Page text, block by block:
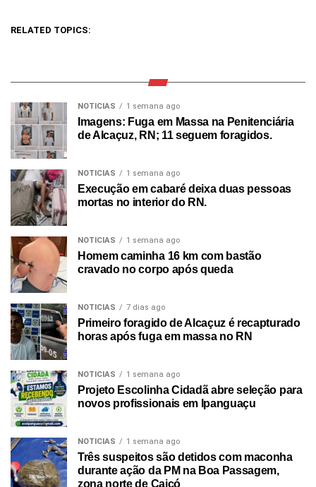
RELATED TOPICS:
NOTICIAS 1 semana ago
Imagens: Fuga em Massa na Penitenciária
de Alcaçuz, RN; 11 seguem foragidos.
NOTICIAS 1 semana ago
Execução em cabaré deixa duas pessoas
mortas no interior do RN.
NOTICIAS 1 semana ago
Homem caminha 16 km com bastão
cravado no corpo após queda
NOTICIAS 7 dias ago
Primeiro foragido de Alcaçuz é recapturado
horas após fuga em massa no RN
NOTICIAS 1 semana ago
Projeto Escolinha Cidadã abre seleção para
novos profissionais em Ipanguaçu
NOTICIAS 1 semana ago
Três suspeitos são detidos com maconha
durante ação da PM na Boa Passagem,
zona norte de Caicó